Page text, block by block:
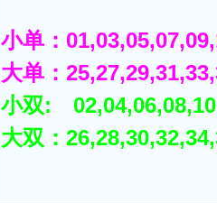
小单：
大单：
小双:
大双：